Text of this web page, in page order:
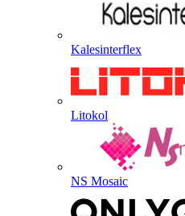
Kalesinterflex
Litokol
NS Mosaic